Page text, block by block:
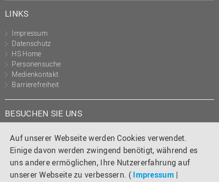
Auf unserer Webseite werden Cookies verwendet.
Einige davon werden zwingend benötigt, während es
uns andere ermöglichen, Ihre Nutzererfahrung auf
unserer Webseite zu verbessern. ( Impressum |
LINKS
Impressum
Datenschutz
HS Home
Personensuche
Medienkontakt
Barrierefreiheit
BESUCHEN SIE UNS
Instagram
TiktokLinkedIn
YouTube
Facebook